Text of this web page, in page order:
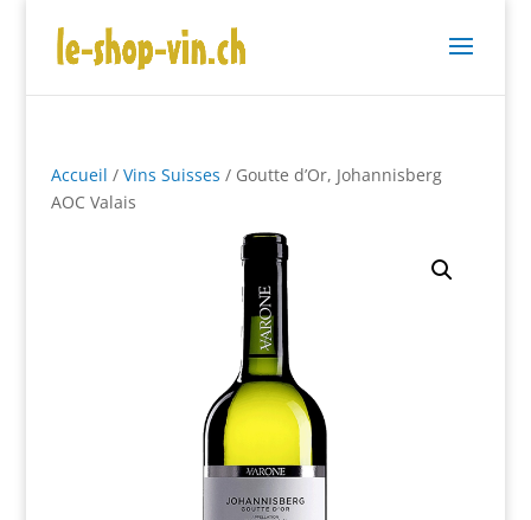
Accueil / Vins Suisses / Goutte d’Or, Johannisberg
AOC Valais